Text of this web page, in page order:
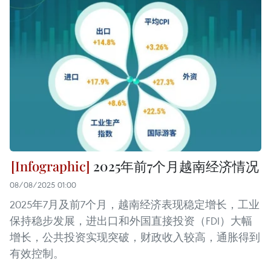
2025年前7个月越南经济情况
08/08/2025 01:00
2025年7月及前7个月，越南经济表现稳定增长，工业
保持稳步发展，进出口和外国直接投资（FDI）大幅
增长，公共投资实现突破，财政收入较高，通胀得到
有效控制。